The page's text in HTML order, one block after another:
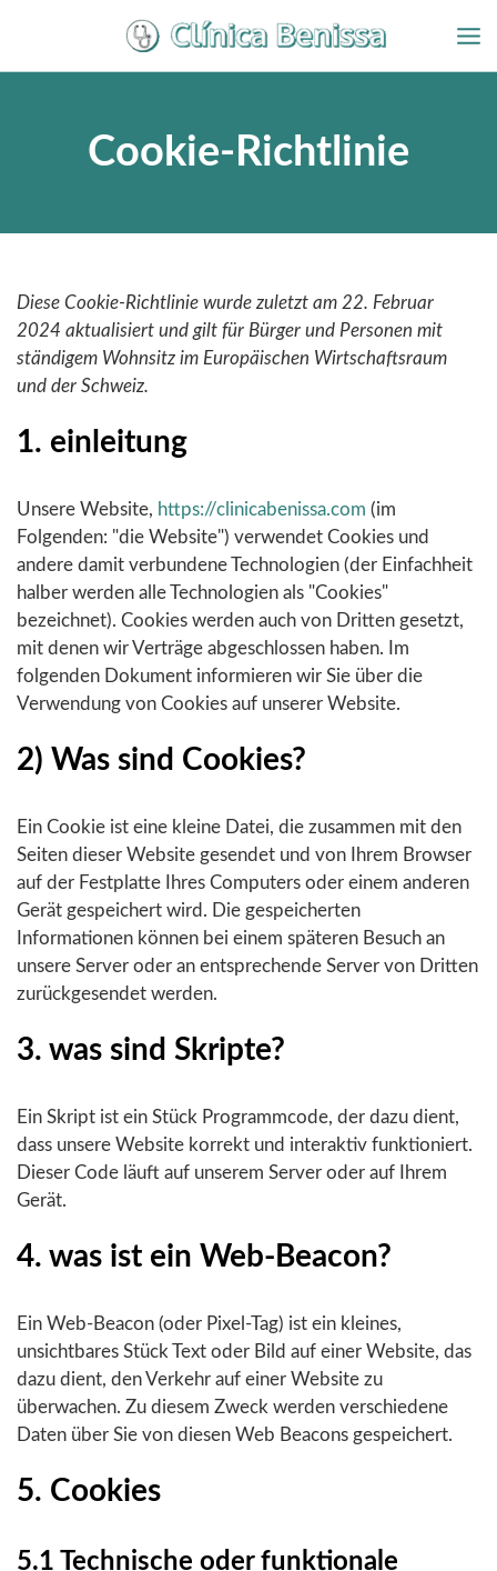
springen
Cookie-Richtlinie
Diese Cookie-Richtlinie wurde zuletzt am 22. Februar
2024 aktualisiert und gilt für Bürger und Personen mit
ständigem Wohnsitz im Europäischen Wirtschaftsraum
und der Schweiz.
1. einleitung
Unsere Website, https://clinicabenissa.com (im
Folgenden: "die Website") verwendet Cookies und
andere damit verbundene Technologien (der Einfachheit
halber werden alle Technologien als "Cookies"
bezeichnet). Cookies werden auch von Dritten gesetzt,
mit denen wir Verträge abgeschlossen haben. Im
folgenden Dokument informieren wir Sie über die
Verwendung von Cookies auf unserer Website.
2) Was sind Cookies?
Ein Cookie ist eine kleine Datei, die zusammen mit den
Seiten dieser Website gesendet und von Ihrem Browser
auf der Festplatte Ihres Computers oder einem anderen
Gerät gespeichert wird. Die gespeicherten
Informationen können bei einem späteren Besuch an
unsere Server oder an entsprechende Server von Dritten
zurückgesendet werden.
3. was sind Skripte?
Ein Skript ist ein Stück Programmcode, der dazu dient,
dass unsere Website korrekt und interaktiv funktioniert.
Dieser Code läuft auf unserem Server oder auf Ihrem
Gerät.
4. was ist ein Web-Beacon?
Ein Web-Beacon (oder Pixel-Tag) ist ein kleines,
unsichtbares Stück Text oder Bild auf einer Website, das
dazu dient, den Verkehr auf einer Website zu
überwachen. Zu diesem Zweck werden verschiedene
Daten über Sie von diesen Web Beacons gespeichert.
5. Cookies
5.1 Technische oder funktionale